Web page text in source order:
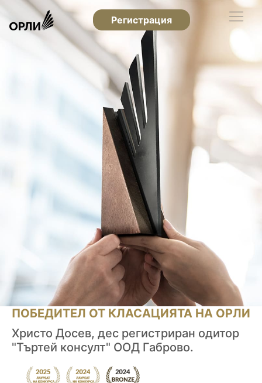
Регистрация
ПОБЕДИТЕЛ ОТ КЛАСАЦИЯТА НА ОРЛИ
Христо Досев, дес регистриран одитор
"Търтей консулт" ООД Габрово.